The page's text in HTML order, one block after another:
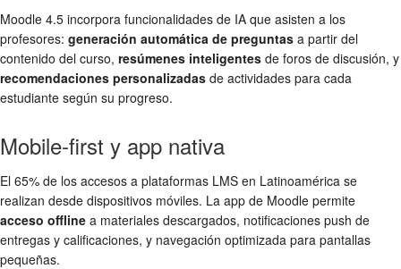
Moodle 4.5 incorpora funcionalidades de IA que asisten a los
profesores: generación automática de preguntas a partir del
contenido del curso, resúmenes inteligentes de foros de discusión, y
recomendaciones personalizadas de actividades para cada
estudiante según su progreso.
Mobile-first y app nativa
El 65% de los accesos a plataformas LMS en Latinoamérica se
realizan desde dispositivos móviles. La app de Moodle permite
acceso offline a materiales descargados, notificaciones push de
entregas y calificaciones, y navegación optimizada para pantallas
pequeñas.